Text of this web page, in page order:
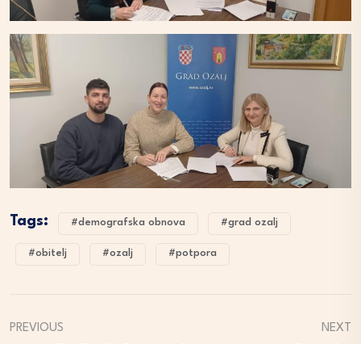
Tags: #demografska obnova #grad ozalj
#obitelj #ozalj #potpora
PREVIOUS
NEXT